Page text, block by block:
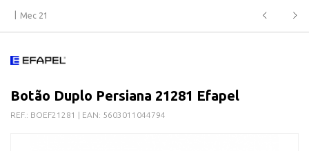
Mec 21
Botão Duplo Persiana 21281 Efapel
REF.: BOEF21281 | EAN: 5603011044794